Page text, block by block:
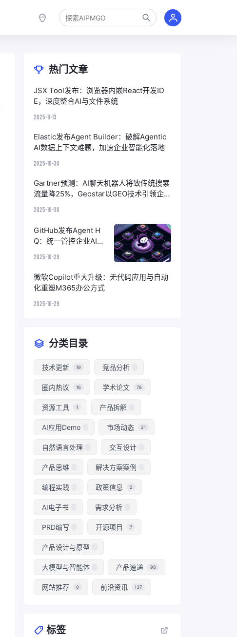
热门文章
JSX Tool发布：浏览器内嵌React开发ID
E，深度整合AI与文件系统
2025-11-13
Elastic发布Agent Builder：破解Agentic
AI数据上下文难题，加速企业智能化落地
2025-10-30
Gartner预测：AI聊天机器人将致传统搜索
流量降25%，Geostar以GEO技术引领企
2025-10-30
GitHub发布Agent H
Q：统一管控企业AI编
境
2025-10-29
微软Copilot重大升级：无代码应用与自动
化重塑M365办公方式
2025-10-29
分类目录
技术更新 19 竞品分析
圈内热议 16 学术论文 78
资源工具 1 产品拆解
AI应用Demo 市场动态 21
自然语言处理 交互设计
产品思维 解决方案案例
编程实践 政策信息 2
AI电子书 需求分析
PRD编写 开源项目 7
产品设计与原型
大模型与智能体 产品速递 98
网站推荐 0 前沿资讯 137
标签